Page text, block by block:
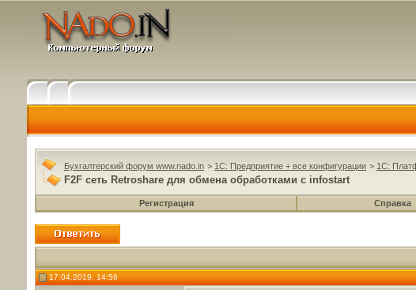
Бухгалтерский форум www.nado.in > 1C: Предприятие + все конфигурации > 1C:
F2F сеть Retroshare для обмена обработками с infostart
Регистрация Справка
17.04.2019, 14:56